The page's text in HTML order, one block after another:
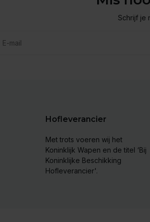
Schrijf je
Hofleverancier
Met trots voeren wij het
Koninklijk Wapen en de titel ‘Bij
Koninklijke Beschikking
Hofleverancier'.